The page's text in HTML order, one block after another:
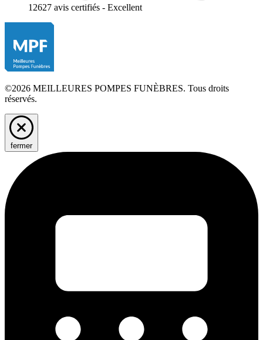
12627 avis certifiés - Excellent
©2026 MEILLEURES POMPES FUNÈBRES. Tous droits
réservés.
fermer